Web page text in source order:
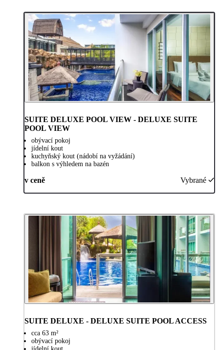
SUITE DELUXE POOL VIEW - DELUXE SUITE
POOL VIEW
obývací pokoj
jídelní kout
kuchyňský kout (nádobí na vyžádání)
balkon s výhledem na bazén
v ceně Vybrané
SUITE DELUXE - DELUXE SUITE POOL ACCESS
cca 63 m²
obývací pokoj